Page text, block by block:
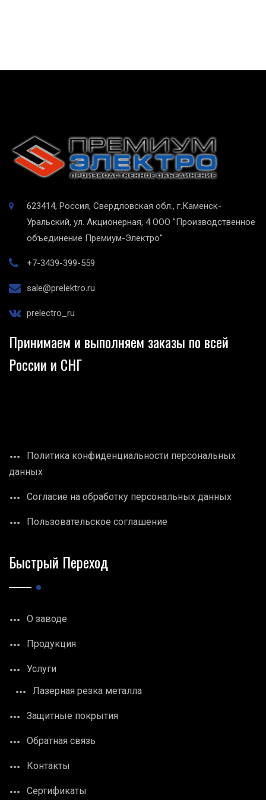
623414, Россия, Свердловская обл., г.Каменск-
Уральский, ул. Акционерная, 4 ООО "Производственное
объединение Премиум-Электро"
+7-3439-399-559
sale@prelektro.ru
prelectro_ru
Принимаем и выполняем заказы по всей
России и СНГ
Политика конфиденциальности персональных
данных
Согласие на обработку персональных данных
Пользовательское соглашение
Быстрый Переход
О заводе
Продукция
Услуги
Лазерная резка металла
Защитные покрытия
Обратная связь
Контакты
Сертификаты